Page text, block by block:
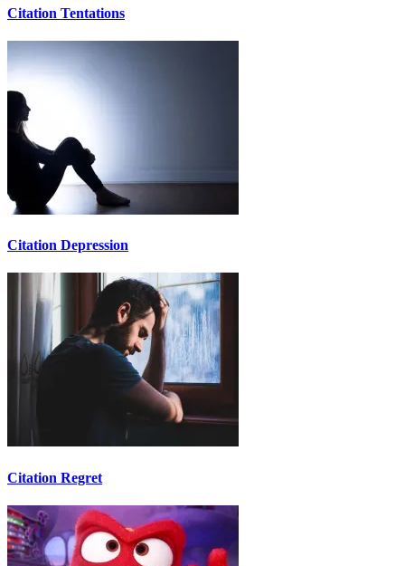
Citation Tentations
Citation Depression
Citation Regret